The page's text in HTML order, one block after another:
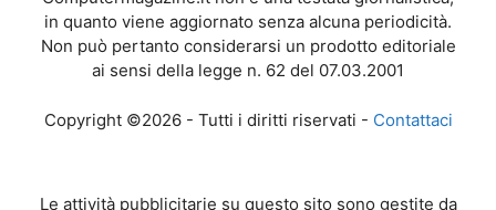
in quanto viene aggiornato senza alcuna periodicità.
Non può pertanto considerarsi un prodotto editoriale
ai sensi della legge n. 62 del 07.03.2001
Copyright ©2026 - Tutti i diritti riservati - Contattaci
Le attività pubblicitarie su questo sito sono gestite da